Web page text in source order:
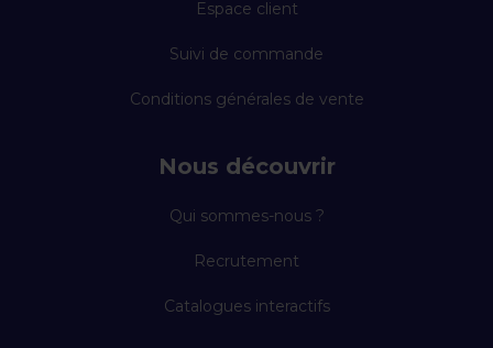
Espace client
Suivi de commande
Conditions générales de vente
Nous découvrir
Qui sommes-nous ?
Recrutement
Catalogues interactifs